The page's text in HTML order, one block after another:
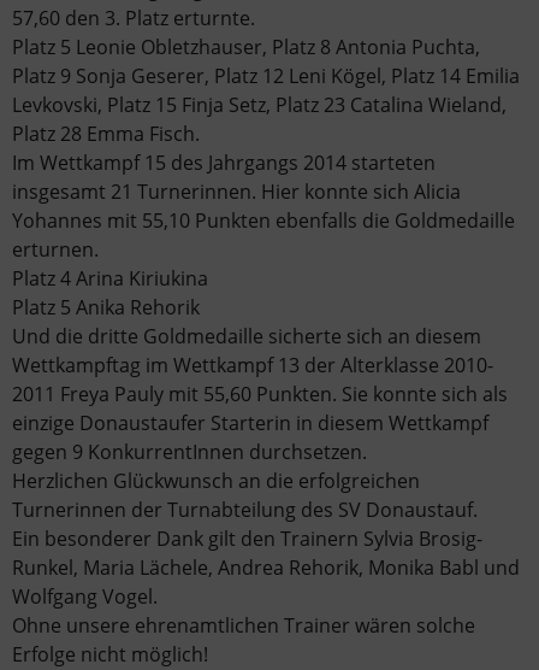
57,60 den 3. Platz erturnte.
Platz 5 Leonie Obletzhauser, Platz 8 Antonia Puchta,
Platz 9 Sonja Geserer, Platz 12 Leni Kögel, Platz 14 Emilia
Levkovski, Platz 15 Finja Setz, Platz 23 Catalina Wieland,
Platz 28 Emma Fisch.
Im Wettkampf 15 des Jahrgangs 2014 starteten
insgesamt 21 Turnerinnen. Hier konnte sich Alicia
Yohannes mit 55,10 Punkten ebenfalls die Goldmedaille
erturnen.
Platz 4 Arina Kiriukina
Platz 5 Anika Rehorik
Und die dritte Goldmedaille sicherte sich an diesem
Wettkampftag im Wettkampf 13 der Alterklasse 2010-
2011 Freya Pauly mit 55,60 Punkten. Sie konnte sich als
einzige Donaustaufer Starterin in diesem Wettkampf
gegen 9 KonkurrentInnen durchsetzen.
Herzlichen Glückwunsch an die erfolgreichen
Turnerinnen der Turnabteilung des SV Donaustauf.
Ein besonderer Dank gilt den Trainern Sylvia Brosig-
Runkel, Maria Lächele, Andrea Rehorik, Monika Babl und
Wolfgang Vogel.
Ohne unsere ehrenamtlichen Trainer wären solche
Erfolge nicht möglich!